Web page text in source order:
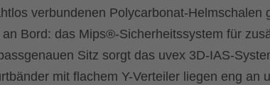
verbundenen Polycarbonat-Helmschalen
Bord: das Mips®-Sicherheitssystem für
Sitz sorgt das uvex 3D-IAS-
mit flachem Y-Verteiler liegen eng an